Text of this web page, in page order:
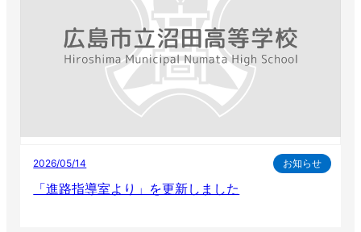
2026/05/14 お知らせ
「進路指導室より」を更新しました